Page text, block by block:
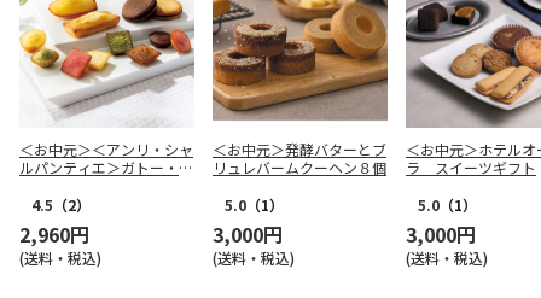
＜お中元＞＜アンリ・シャ
ルパンティエ＞ガトー・キ
ス4.5 （2）
2,960円
(送料・税込)
＜お中元＞発酵バターとブ
リュレバームクーヘン８個
5.0 （1）
3,000円
(送料・税込)
＜お中元＞ホテルオ
ラ スイーツギフト
5.0 （1）
3,000円
(送料・税込)